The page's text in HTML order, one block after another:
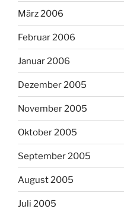
März 2006
Februar 2006
Januar 2006
Dezember 2005
November 2005
Oktober 2005
September 2005
August 2005
Juli 2005